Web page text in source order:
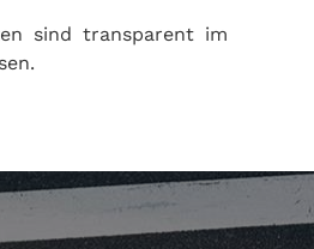
sind transparent im